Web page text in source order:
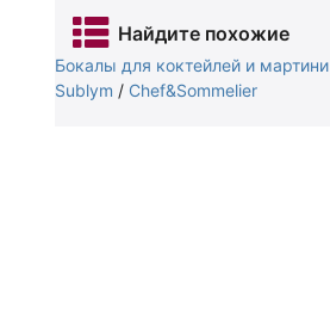
Найдите похожие
Бокалы для коктейлей и мартини
Sublym / Chef&Sommelier